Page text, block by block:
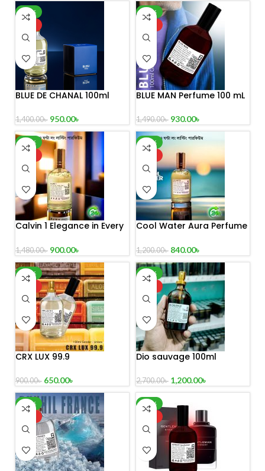
-32%
BLUE DE CHANAL 100ml
1,400.00৳ 950.00৳
-38%
BLUE MAN Perfume 100 mL
1,490.00৳ 930.00৳
-39%
Calvin 1 Elegance in Every
1,480.00৳ 900.00৳
-30%
Cool Water Aura Perfume
1,200.00৳ 840.00৳
-28%
CRX LUX 99.9
900.00৳ 650.00৳
-56%
Dio sauvage 100ml
2,700.00৳ 1,200.00৳
-22%
-29%